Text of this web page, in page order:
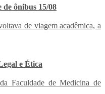
ônibus 15/08
de viagem acadêmica, a
e Ética
Faculdade de Medicina de